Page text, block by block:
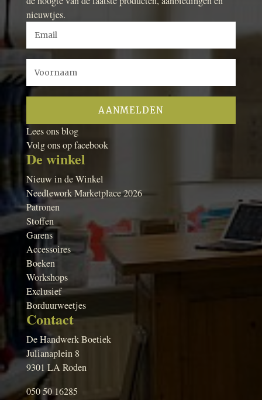
nieuwtjes.
Lees ons blog
Volg ons op facebook
De winkel
Nieuw in de Winkel
Needlework Marketplace 2026
Patronen
Stoffen
Garens
Accessoires
Boeken
Workshops
Exclusief
Borduurweetjes
Contact
De Handwerk Boetiek
Julianaplein 8
9301 LA Roden
050 50 16285